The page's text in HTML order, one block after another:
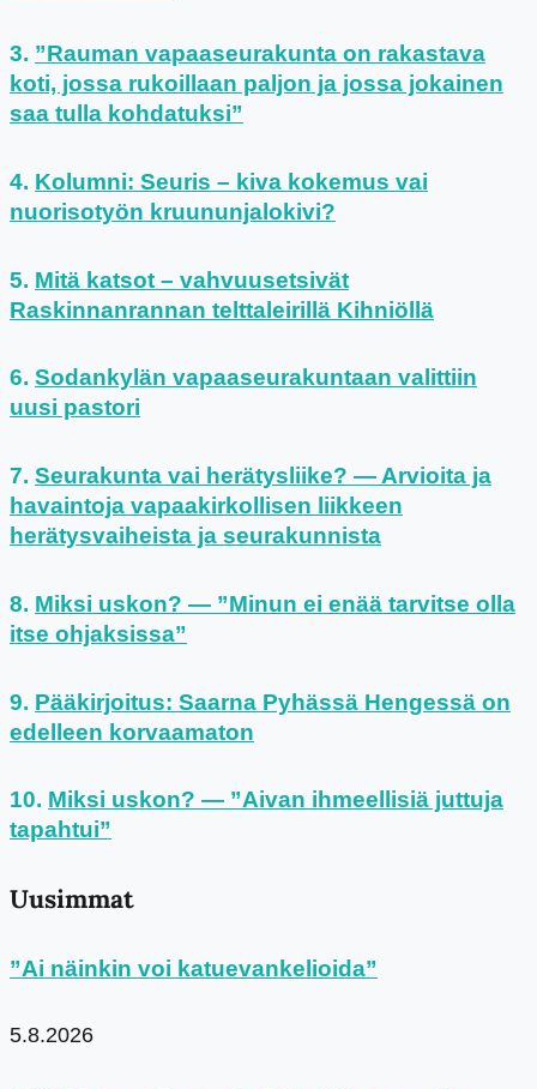
”Rauman vapaaseurakunta on rakastava
koti, jossa rukoillaan paljon ja jossa jokainen
saa tulla kohdatuksi”
Kolumni: Seuris – kiva kokemus vai
nuorisotyön kruununjalokivi?
Mitä katsot – vahvuusetsivät
Raskinnanrannan telttaleirillä Kihniöllä
Sodankylän vapaaseurakuntaan valittiin
uusi pastori
Seurakunta vai herätysliike? — Arvioita ja
havaintoja vapaakirkollisen liikkeen
herätysvaiheista ja seurakunnista
Miksi uskon? — ”Minun ei enää tarvitse olla
itse ohjaksissa”
Pääkirjoitus: Saarna Pyhässä Hengessä on
edelleen korvaamaton
Miksi uskon? — ”Aivan ihmeellisiä juttuja
tapahtui”
Uusimmat
”Ai näinkin voi katuevankelioida”
5.8.2026